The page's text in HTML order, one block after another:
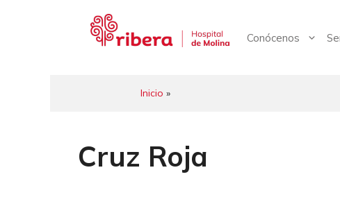
Conócenos
Inicio »
Cruz Roja